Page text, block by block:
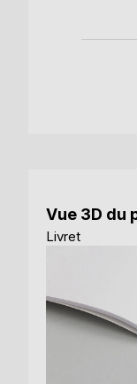
Vue 3D du
Livret